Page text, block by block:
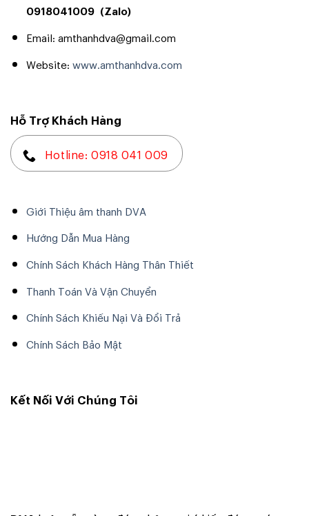
0918041009 (Zalo)
Email: amthanhdva@gmail.com
Website:www.amthanhdva.com
Hỗ Trợ Khách Hàng
Hotline: 0918 041 009
Giới Thiệu âm thanh DVA
Hướng Dẫn Mua Hàng
Chính Sách Khách Hàng Thân Thiết
Thanh Toán Và Vận Chuyển
Chính Sách Khiếu Nại Và Đổi Trả
Chính Sách Bảo Mật
Kết Nối Với Chúng Tôi